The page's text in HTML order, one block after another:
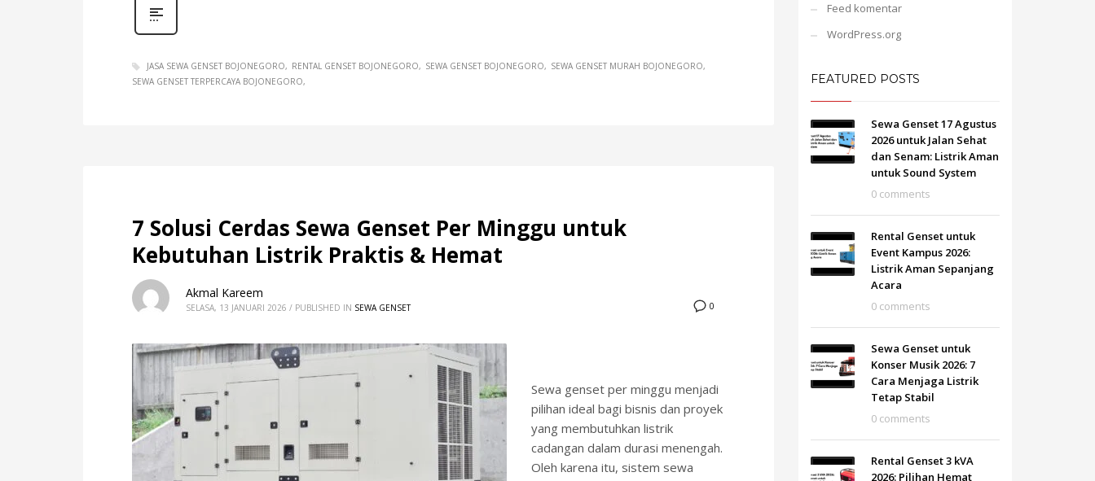
JASA SEWA GENSET BOJONEGORO RENTAL GENSET BOJONEGORO SEWA GENSET BOJONEGORO
SEWA GENSET MURAH BOJONEGORO
SEWA GENSET TERPERCAYA BOJONEGORO
7 Solusi Cerdas Sewa Genset Per Minggu untuk
Kebutuhan Listrik Praktis & Hemat
0
Akmal Kareem
SELASA, 13 JANUARI 2026 / PUBLISHED IN SEWA GENSET
Sewa genset per minggu menjadi
pilihan ideal bagi bisnis dan proyek
yang membutuhkan listrik
cadangan dalam durasi menengah.
Oleh karena itu, sistem sewa
Feed komentar
WordPress.org
FEATURED POSTS
Sewa Genset 17 Agustus
2026 untuk Jalan Sehat
dan Senam: Listrik Aman
untuk Sound System
0 comments
Rental Genset untuk
Event Kampus 2026:
Listrik Aman Sepanjang
Acara
0 comments
Sewa Genset untuk
Konser Musik 2026: 7
Cara Menjaga Listrik
Tetap Stabil
0 comments
Rental Genset 3 kVA
2026: Pilihan Hemat